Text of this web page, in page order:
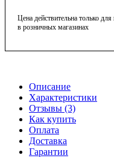
Цена действительна только
в розничных магазинах
Описание
Характеристики
Отзывы (3)
Как купить
Оплата
Доставка
Гарантии